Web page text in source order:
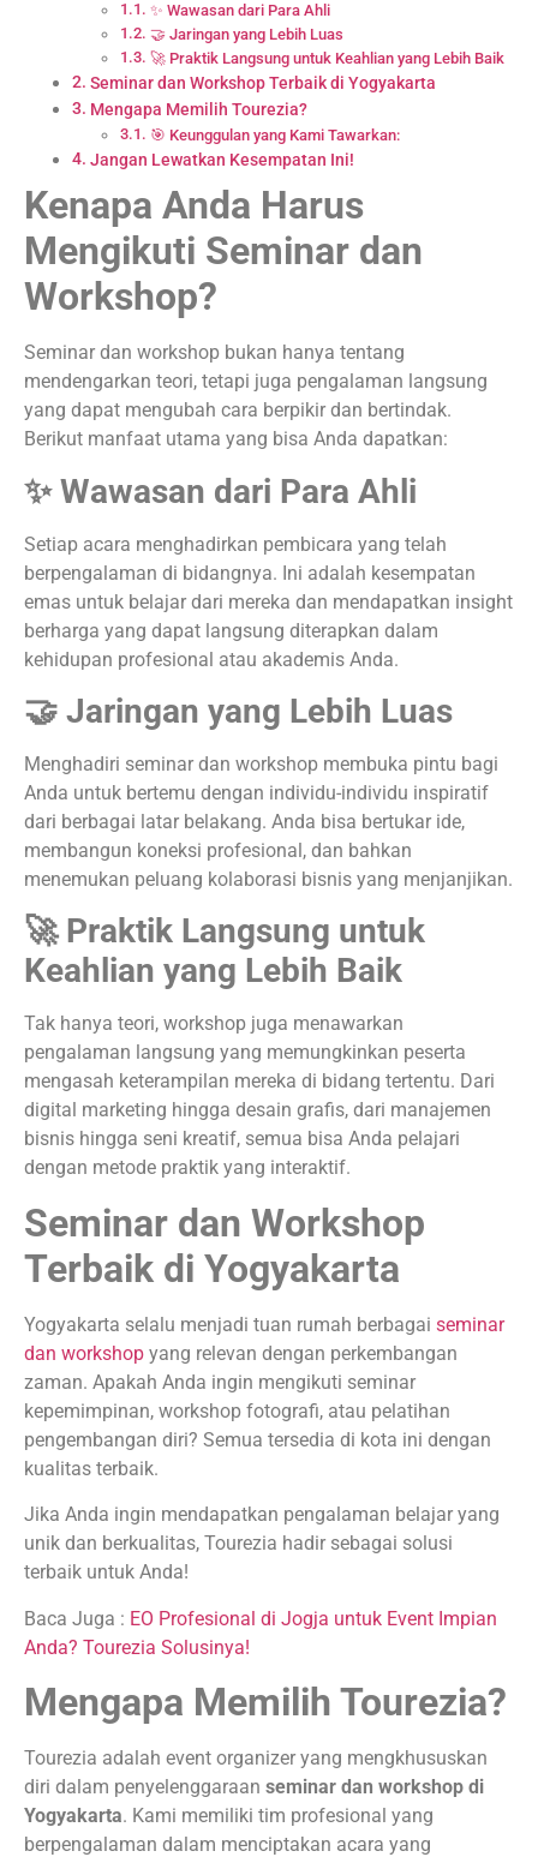
✨ Wawasan dari Para Ahli
🤝 Jaringan yang Lebih Luas
🚀 Praktik Langsung untuk Keahlian yang Lebih Baik
Seminar dan Workshop Terbaik di Yogyakarta
Mengapa Memilih Tourezia?
🎯 Keunggulan yang Kami Tawarkan:
Jangan Lewatkan Kesempatan Ini!
Kenapa Anda Harus
Mengikuti Seminar dan
Workshop?
Seminar dan workshop bukan hanya tentang
mendengarkan teori, tetapi juga pengalaman langsung
yang dapat mengubah cara berpikir dan bertindak.
Berikut manfaat utama yang bisa Anda dapatkan:
✨ Wawasan dari Para Ahli
Setiap acara menghadirkan pembicara yang telah
berpengalaman di bidangnya. Ini adalah kesempatan
emas untuk belajar dari mereka dan mendapatkan insight
berharga yang dapat langsung diterapkan dalam
kehidupan profesional atau akademis Anda.
🤝 Jaringan yang Lebih Luas
Menghadiri seminar dan workshop membuka pintu bagi
Anda untuk bertemu dengan individu-individu inspiratif
dari berbagai latar belakang. Anda bisa bertukar ide,
membangun koneksi profesional, dan bahkan
menemukan peluang kolaborasi bisnis yang menjanjikan.
🚀 Praktik Langsung untuk
Keahlian yang Lebih Baik
Tak hanya teori, workshop juga menawarkan
pengalaman langsung yang memungkinkan peserta
mengasah keterampilan mereka di bidang tertentu. Dari
digital marketing hingga desain grafis, dari manajemen
bisnis hingga seni kreatif, semua bisa Anda pelajari
dengan metode praktik yang interaktif.
Seminar dan Workshop
Terbaik di Yogyakarta
Yogyakarta selalu menjadi tuan rumah berbagai seminar
dan workshop yang relevan dengan perkembangan
zaman. Apakah Anda ingin mengikuti seminar
kepemimpinan, workshop fotografi, atau pelatihan
pengembangan diri? Semua tersedia di kota ini dengan
kualitas terbaik.
Jika Anda ingin mendapatkan pengalaman belajar yang
unik dan berkualitas, Tourezia hadir sebagai solusi
terbaik untuk Anda!
Baca Juga : EO Profesional di Jogja untuk Event Impian
Anda? Tourezia Solusinya!
Mengapa Memilih Tourezia?
Tourezia adalah event organizer yang mengkhususkan
diri dalam penyelenggaraan seminar dan workshop di
Yogyakarta. Kami memiliki tim profesional yang
berpengalaman dalam menciptakan acara yang